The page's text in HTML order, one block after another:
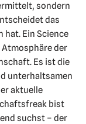
sondern
das
hat. Ein Science
der
Es ist die
unterhaltsamen
aktuelle
bist
suchst – der